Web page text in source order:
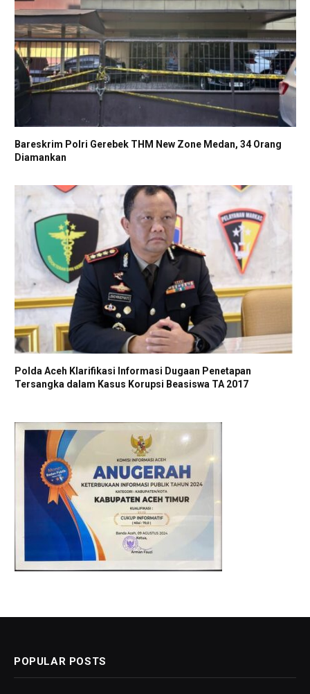
Bareskrim Polri Gerebek THM New Zone Medan, 34 Orang
Diamankan
Polda Aceh Klarifikasi Informasi Dugaan Penetapan
Tersangka dalam Kasus Korupsi Beasiswa TA 2017
POPULAR POSTS